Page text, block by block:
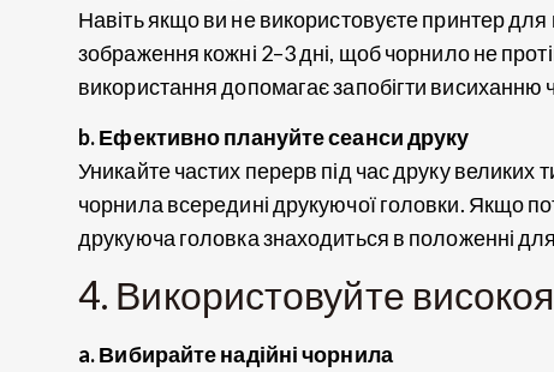
Навіть якщо ви не використовуєте принтер
зображення кожні 2–3 дні, щоб чорнило не
використання допомагає запобігти висиханню
b. Ефективно плануйте сеанси друку
Уникайте частих перерв під час друку великих
чорнила всередині друкуючої головки. Якщо
друкуюча головка знаходиться в положенні
4. Використовуйте
a. Вибирайте надійні чорнила